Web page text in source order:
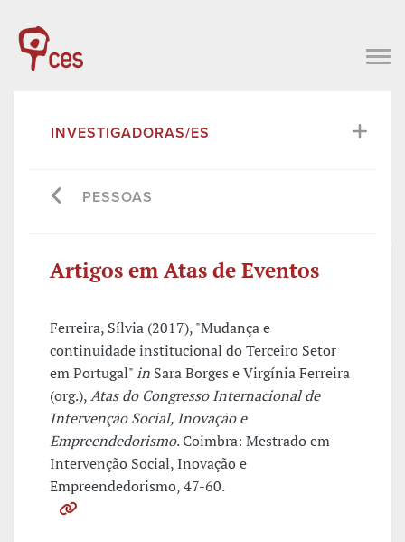
INVESTIGADORAS/ES
PESSOAS
Artigos em Atas de Eventos
Ferreira, Sílvia (2017), "Mudança e
continuidade institucional do Terceiro Setor
em Portugal"in Sara Borges e Virgínia Ferreira
(org.),Atas do Congresso Internacional de
Intervenção Social, Inovação e
Empreendedorismo. Coimbra: Mestrado em
Intervenção Social, Inovação e
Empreendedorismo, 47-60.